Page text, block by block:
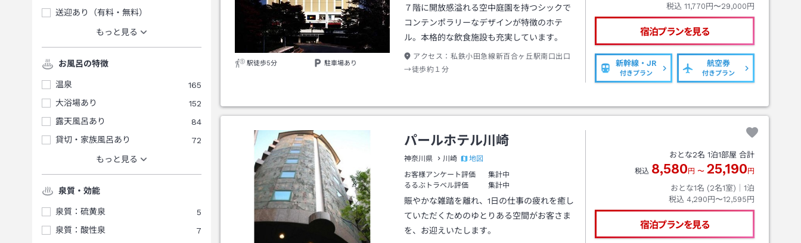
送迎あり（有料・無料）
もっと見る
お風呂の特徴
温泉
165
大浴場あり
152
露天風呂あり
84
貸切・家族風呂あり
72
もっと見る
泉質・効能
泉質：硫黄泉
5
泉質：酸性泉
7
駅徒歩5分 駐車場あり
７階に開放感溢れる空中庭園を持つシックで
コンテンポラリーなデザインが特徴のホテ
ル。本格的な飲食施設も充実しています。
アクセス： 私鉄小田急線新百合ヶ丘駅南口出口
→徒歩約１分
税込 11,770円〜29,000円
宿泊プランを見る
新幹線・JR
付きプラン
航空券
付きプラン
パールホテル川崎
神奈川県 川崎
地図
お客様アンケート評価
集計中
るるぶトラベル評価
集計中
賑やかな雑踏を離れ、1日の仕事の疲れを癒し
ていただくためのゆとりある空間がお客さま
を、お迎えいたします。
おとな2名 1泊1部屋 合計
税込 8,580 円 〜 25,190 円
おとな1名 (2名1室)｜ 1泊
税込 4,290円〜12,595円
宿泊プランを見る